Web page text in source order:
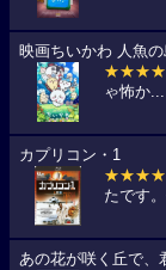
映画ちいかわ 人魚
★★★★
ゃ怖か...
カプリコン・1
★★★★
たです
あの花が咲く丘で、